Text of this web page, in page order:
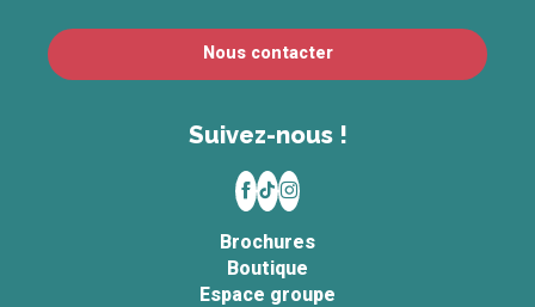
Nous contacter
Suivez-nous !
Brochures
Boutique
Espace groupe